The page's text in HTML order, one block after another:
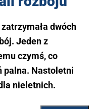
dwóch
Jeden z
czymś, co
palna. Nastoletni
nieletnich.